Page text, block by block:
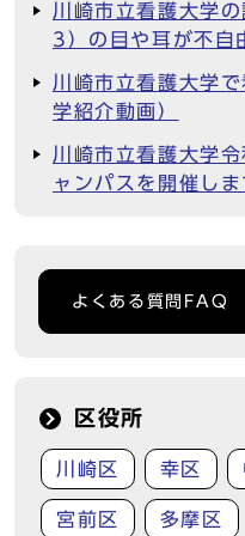
川崎市立看護大学
3）の目や耳が不自
川崎市立看護大学
学紹介動画）
川崎市立看護大学
ャンパスを開催しま
よくある質問FAQ
区役所
川崎区 幸区
宮前区 多摩区